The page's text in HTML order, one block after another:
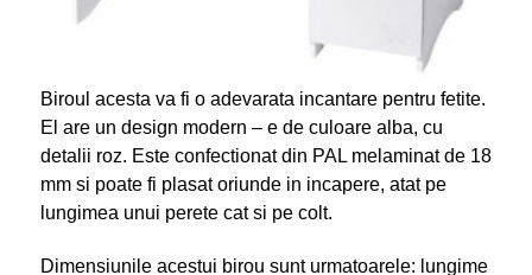
Biroul acesta va fi o adevarata incantare pentru fetite.
El are un design modern – e de culoare alba, cu
detalii roz. Este confectionat din PAL melaminat de 18
mm si poate fi plasat oriunde in incapere, atat pe
lungimea unui perete cat si pe colt.
Dimensiunile acestui birou sunt urmatoarele: lungime